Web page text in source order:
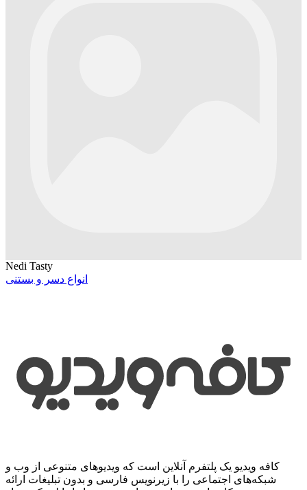
Nedi Tasty
انواع دسر و بستنی
کافه ویدیو یک پلتفرم آنلاین است که ویدیوهای متنوعی از وب و
شبکه‌های اجتماعی را با زیرنویس فارسی و بدون تبلیغات ارائه